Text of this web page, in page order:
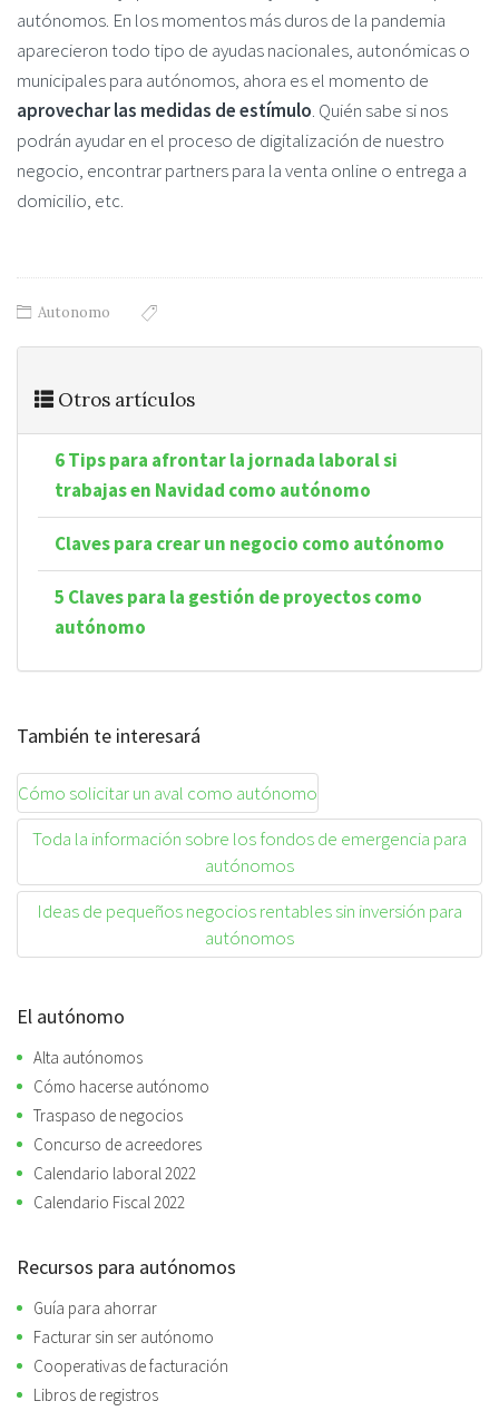
autónomos. En los momentos más duros de la pandemia
aparecieron todo tipo de ayudas nacionales, autonómicas o
municipales para autónomos, ahora es el momento de
aprovechar las medidas de estímulo. Quién sabe si nos
podrán ayudar en el proceso de digitalización de nuestro
negocio, encontrar partners para la venta online o entrega a
domicilio, etc.
Autonomo
Otros artículos
6 Tips para afrontar la jornada laboral si
trabajas en Navidad como autónomo
Claves para crear un negocio como autónomo
5 Claves para la gestión de proyectos como
autónomo
También te interesará
Cómo solicitar un aval como autónomo
Toda la información sobre los fondos de emergencia para
autónomos
Ideas de pequeños negocios rentables sin inversión para
autónomos
El autónomo
Alta autónomos
Cómo hacerse autónomo
Traspaso de negocios
Concurso de acreedores
Calendario laboral 2022
Calendario Fiscal 2022
Recursos para autónomos
Guía para ahorrar
Facturar sin ser autónomo
Cooperativas de facturación
Libros de registros